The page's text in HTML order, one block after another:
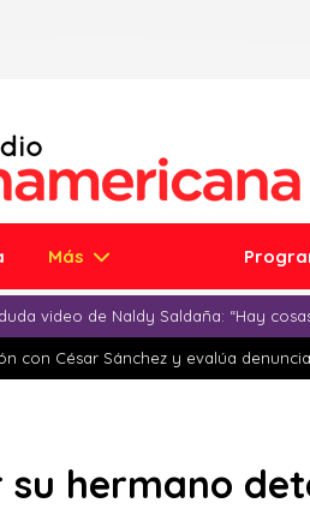
Más
video de Naldy Saldaña: “Hay
con César Sánchez y evalúa
hermano